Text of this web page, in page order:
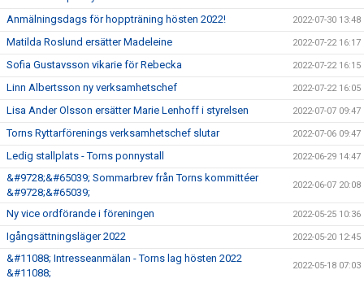
Anmälningsdags för hoppträning hösten 2022! 2022-07-30 13:48
Matilda Roslund ersätter Madeleine 2022-07-22 16:17
Sofia Gustavsson vikarie för Rebecka 2022-07-22 16:15
Linn Albertsson ny verksamhetschef 2022-07-22 16:05
Lisa Ander Olsson ersätter Marie Lenhoff i styrelsen 2022-07-07 09:47
Torns Ryttarförenings verksamhetschef slutar 2022-07-06 09:47
Ledig stallplats - Torns ponnystall 2022-06-29 14:47
&#9728;&#65039; Sommarbrev från Torns kommittéer
&#9728;&#65039;
2022-06-07 20:08
Ny vice ordförande i föreningen 2022-05-25 10:36
Igångsättningsläger 2022 2022-05-20 12:45
&#11088; Intresseanmälan - Torns lag hösten 2022
&#11088;
2022-05-18 07:03